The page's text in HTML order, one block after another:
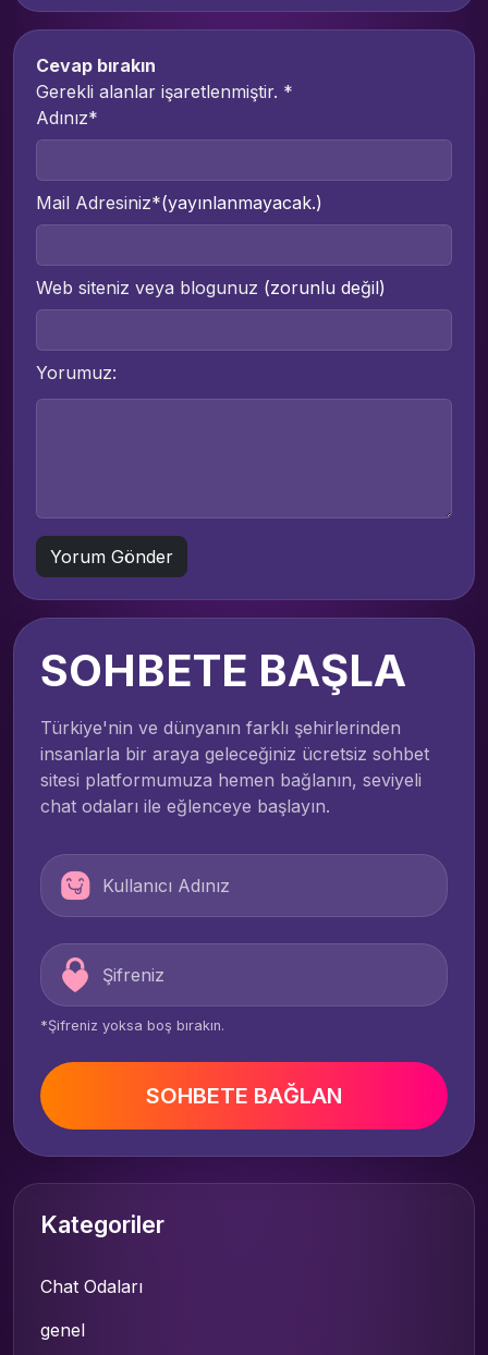
Cevap bırakın
Gerekli alanlar işaretlenmiştir. *
Adınız*
Mail Adresiniz*(yayınlanmayacak.)
Web siteniz veya blogunuz (zorunlu değil)
Yorumuz:
SOHBETE BAŞLA
Türkiye'nin ve dünyanın farklı şehirlerinden
insanlarla bir araya geleceğiniz ücretsiz sohbet
sitesi platformumuza hemen bağlanın, seviyeli
chat odaları ile eğlenceye başlayın.
*Şifreniz yoksa boş bırakın.
SOHBETE BAĞLAN
Kategoriler
Chat Odaları
genel